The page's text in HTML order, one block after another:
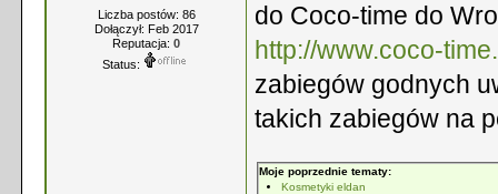
Liczba postów: 86
Dołączył: Feb 2017
Reputacja: 0
Status:
do Coco-time do
http://www.coco-
zabiegów godnych
takich zabiegów na
Moje poprzednie tematy:
Kosmetyki eldan